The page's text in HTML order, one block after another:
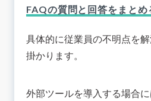
FAQの質問と回答をまとめ
具体的に従業員の不明点を
掛かります。
外部ツールを導入する場合